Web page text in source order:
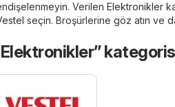
Verilen Elektronikler
seçin. Broşürlerine göz atın ve